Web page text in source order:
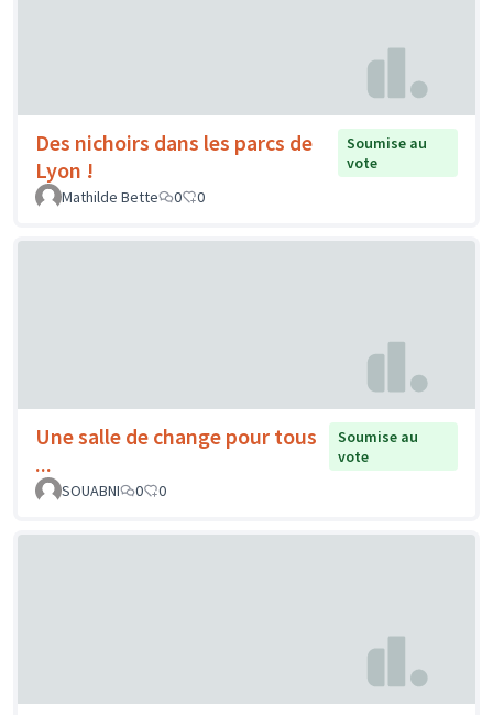
Des nichoirs dans les parcs de
Lyon !
Soumise au
vote
Mathilde Bette
0 0
Une salle de change pour tous
...
Soumise au
vote
SOUABNI
0 0